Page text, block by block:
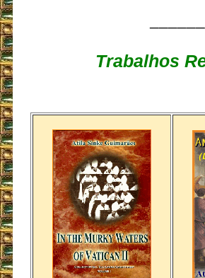
Trabalhos